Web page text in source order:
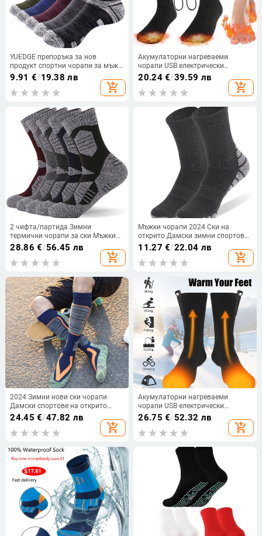
YUEDGE препоръка за нов
продукт спортни чорапи за мъже
с дебела хавлиена долна част,
средна тръба, туризъм и
алпинизъм, бягане, туризъм
9.91 €/19.38 лв
add_shopping_cart
Акумулаторни нагреваеми
чорапи USB електрически
нагреваеми чорапи Бързо
нагряване Зимни консумативи
5V Отопление с постоянна
20.24€/39.59 лв
add_shopping_cart
2 чифта/партида Зимни
термични чорапи за ски Мъжки
чорапи за спорт на открито
Сноуборд Удобни чорапи за
колоездене Туризъм EU39-47
28.86 €/56.45 лв
add_shopping_cart
Мъжки чорапи 2024 Ски на
открито Дамски зимни спортове
Топли термочорапи Сноуборд
Катерене Туризъм Термочорапи
EU 35-47
11.27 €/22.04 лв
add_shopping_cart
2024 Зимни нови ски чорапи
Дамски спортове на открито
Колоездене Сноуборд Чорапи
Мъжки топли дълги тръбни
абсорбиращи пот чорапи
24.45 €/47.82 лв
add_shopping_cart
Акумулаторни нагреваеми
чорапи USB електрически
нагреваеми чорапи Бързо
нагряване Зимни консумативи
5V Отопление с постоянна
26.75 €/52.32 лв
add_shopping_cart